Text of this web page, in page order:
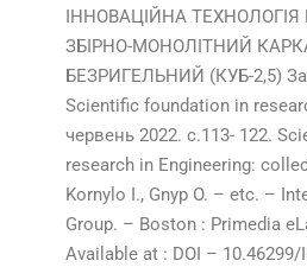
ІННОВАЦІЙНА
ЗБІРНО-МОНОЛІТНИЙ
БЕЗРИГЕЛЬНИЙ (КУБ-2,5)
Scientific foundation in
червень 2022. c.113- 122.
research in Engineering:
Kornylo I., Gnyp O. – etc. –
Group. – Boston : Primedia
Available at : DOI – 10.46299/